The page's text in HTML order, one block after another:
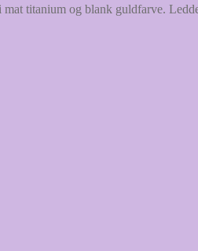
titanium og blank guldfarve.